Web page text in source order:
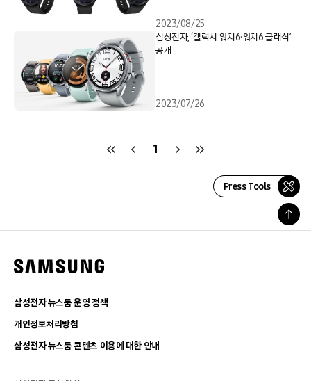
2023/08/25
삼성전자, ‘갤럭시 워치6·워치6 클래식’
공개
2023/07/26
1
Press Tools
삼성전자 뉴스룸 운영 정책
개인정보처리방침
삼성전자 뉴스룸 콘텐츠 이용에 대한 안내